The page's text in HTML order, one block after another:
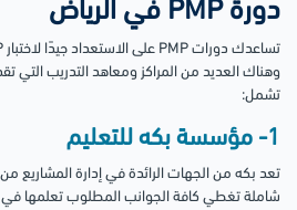
دورة PMP في الرياض
وهناك العديد من المراكز ومعاهد التدريب التي
تشمل:
1- مؤسسة بكه للتعليم
تعد بكه من الجهات الرائدة في إدارة المشاريع من
شاملة تغطي كافة الجوانب المطلوب تعلمها في